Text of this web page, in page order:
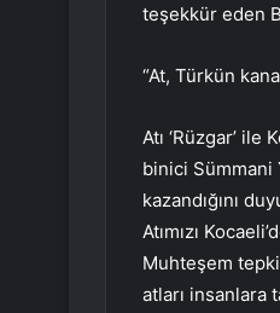
teşekkür eden
“At, Türkün
Atı ‘Rüzgar’
binici Sümmani
kazandığını
Atımızı
Muhteşem
atları insanlara